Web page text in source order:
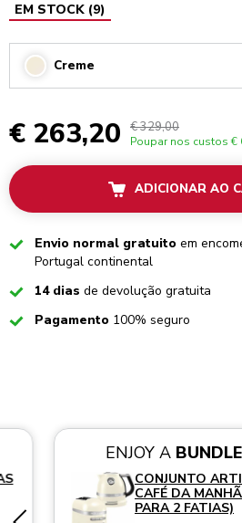
EM STOCK (9)
Creme
€ 263,20 € 329,00
Poupar nos custos €
ADICIONAR AO
CheckedEnvio normal gratuito em
Portugal continental
Checked
14 dias de devolução gratuita
CheckedPagamento 100% seguro
ENJOY A BUNDLE
CONJUNTO
CAFÉ DA
PARA 2 FATIAS)